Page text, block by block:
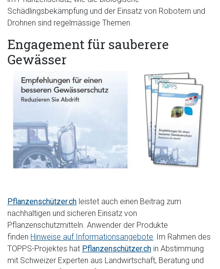
Schädlingsbekämpfung und der Einsatz von Robotern und
Drohnen sind regelmässige Themen.
Engagement für sauberere
Gewässer
Pflanzenschützer.ch leistet auch einen Beitrag zum
nachhaltigen und sicheren Einsatz von
Pflanzenschutzmitteln. Anwender der Produkte
finden Hinweise auf Informationsangebote Im Rahmen des
TOPPS-Projektes hat Pflanzenschützer.ch in Abstimmung
mit Schweizer Experten aus Landwirtschaft, Beratung und